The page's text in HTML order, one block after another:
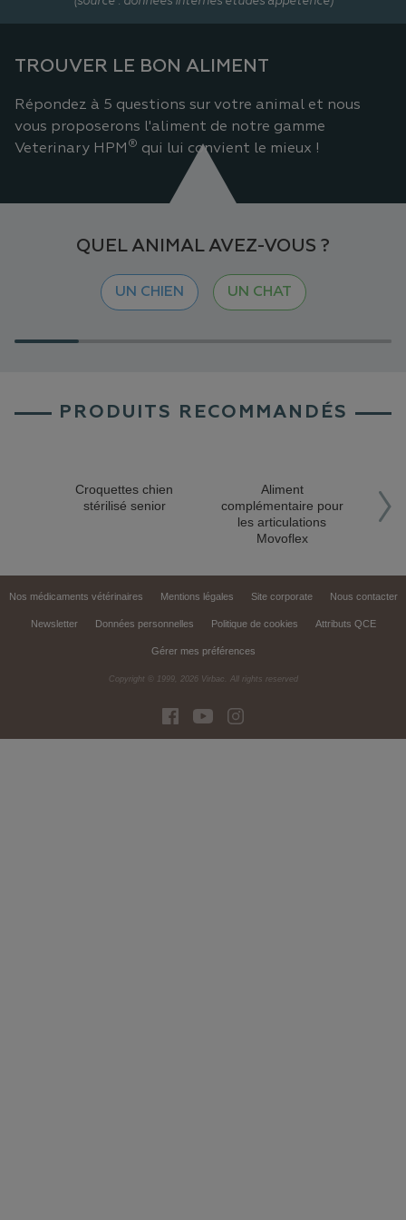
TROUVER LE BON ALIMENT
Répondez à 5 questions sur votre animal et nous
vous proposerons l'aliment de notre gamme
Veterinary HPM ® qui lui convient le mieux !
QUEL ANIMAL AVEZ-VOUS ?
UN CHIEN UN CHAT
PRODUITS RECOMMANDÉS
Croquettes chien
stérilisé senior
Aliment
complémentaire pour
les articulations
Movoflex
Nos médicaments vétérinaires Mentions légales Site corporate Nous contacter
Newsletter Données personnelles Politique de cookies Attributs QCE
Gérer mes préférences
Copyright © 1999, 2026 Virbac. All rights reserved